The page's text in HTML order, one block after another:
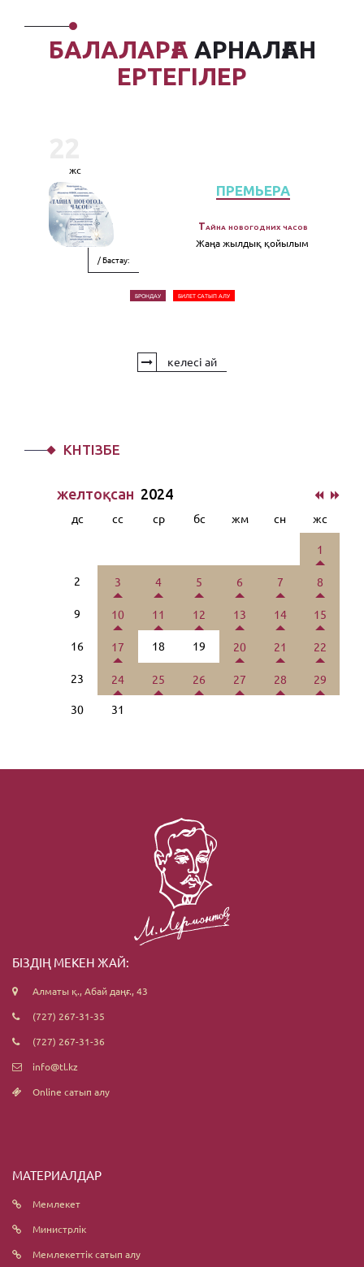
БАЛАЛАРҒА АРНАЛҒАН
ЕРТЕГІЛЕР
жс
/ Бастау:
ПРЕМЬЕРА
Тайна новогодних часов
Жаңа жылдық қойылым
БРОНДАУ БИЛЕТ САТЫП АЛУ
келесі ай
КҮНТІЗБЕ
желтоқсан 2024
дс сс ср бс жм сн жс
1
2 3 4 5 6 7 8
9 10 11 12 13 14 15
16 17 18 19 20 21 22
23 24 25 26 27 28 29
30 31
БІЗДІҢ МЕКЕН ЖАЙ:
Алматы қ., Абай даңғ., 43
(727) 267-31-35
(727) 267-31-36
info@tl.kz
Online сатып алу
МАТЕРИАЛДАР
Мемлекет
Министрлік
Мемлекеттік сатып алу